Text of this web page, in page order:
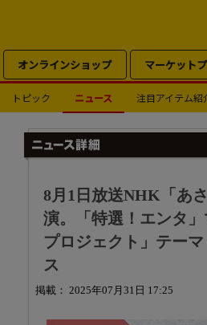
オンラインショップ マーケット
トピック ニュース 注目アイテム紹
8月1日放送NHK「あ
演。「特選！エンタ
プロジェクト」テー
ス
掲載： 2025年07月31日 17:25